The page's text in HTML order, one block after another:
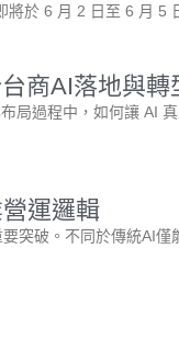
於 6 月 2 日至 6 月
商AI落地與轉
局過程中，如何讓 AI
運邏輯
突破。不同於傳統AI